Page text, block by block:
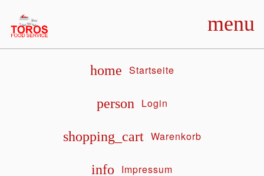
menu
home Startseite
person Login
shopping_cart Warenkorb
info Impressum